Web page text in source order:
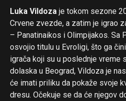
Luka Vildoza je tokom sezone
Crvene zvezde, a zatim je igrao
– Panatinaikos i Olimpijakos. Sa
osvojio titulu u Evroligi, što ga
igrača koji su u poslednje vreme
dolaska u Beograd, Vildoza je
će imati priliku da pokaže svoje
dresu. Očekuje se da će njegov